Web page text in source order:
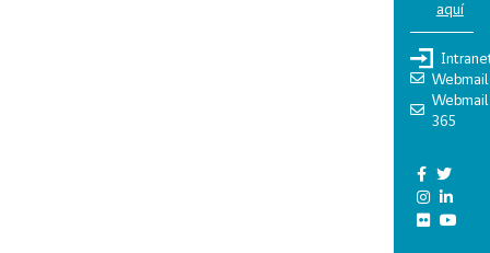
aquí
Webmail
Webmail
365